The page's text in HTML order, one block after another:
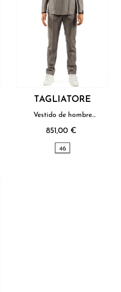
TAGLIATORE
Vestido de hombre
851,00 €
46